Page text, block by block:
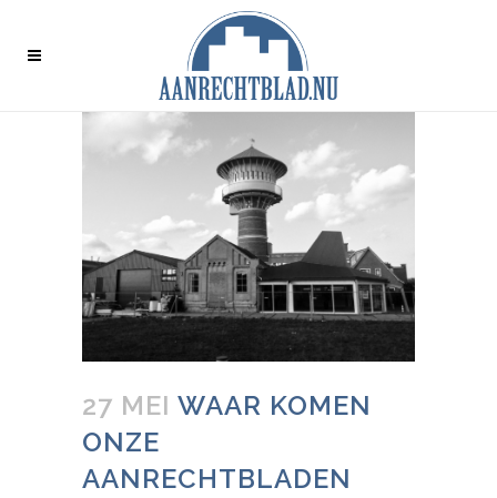
27 MEI WAAR KOMEN
ONZE
AANRECHTBLADEN